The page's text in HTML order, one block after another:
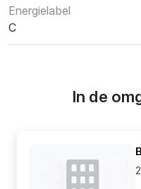
Energielabel
C
In de